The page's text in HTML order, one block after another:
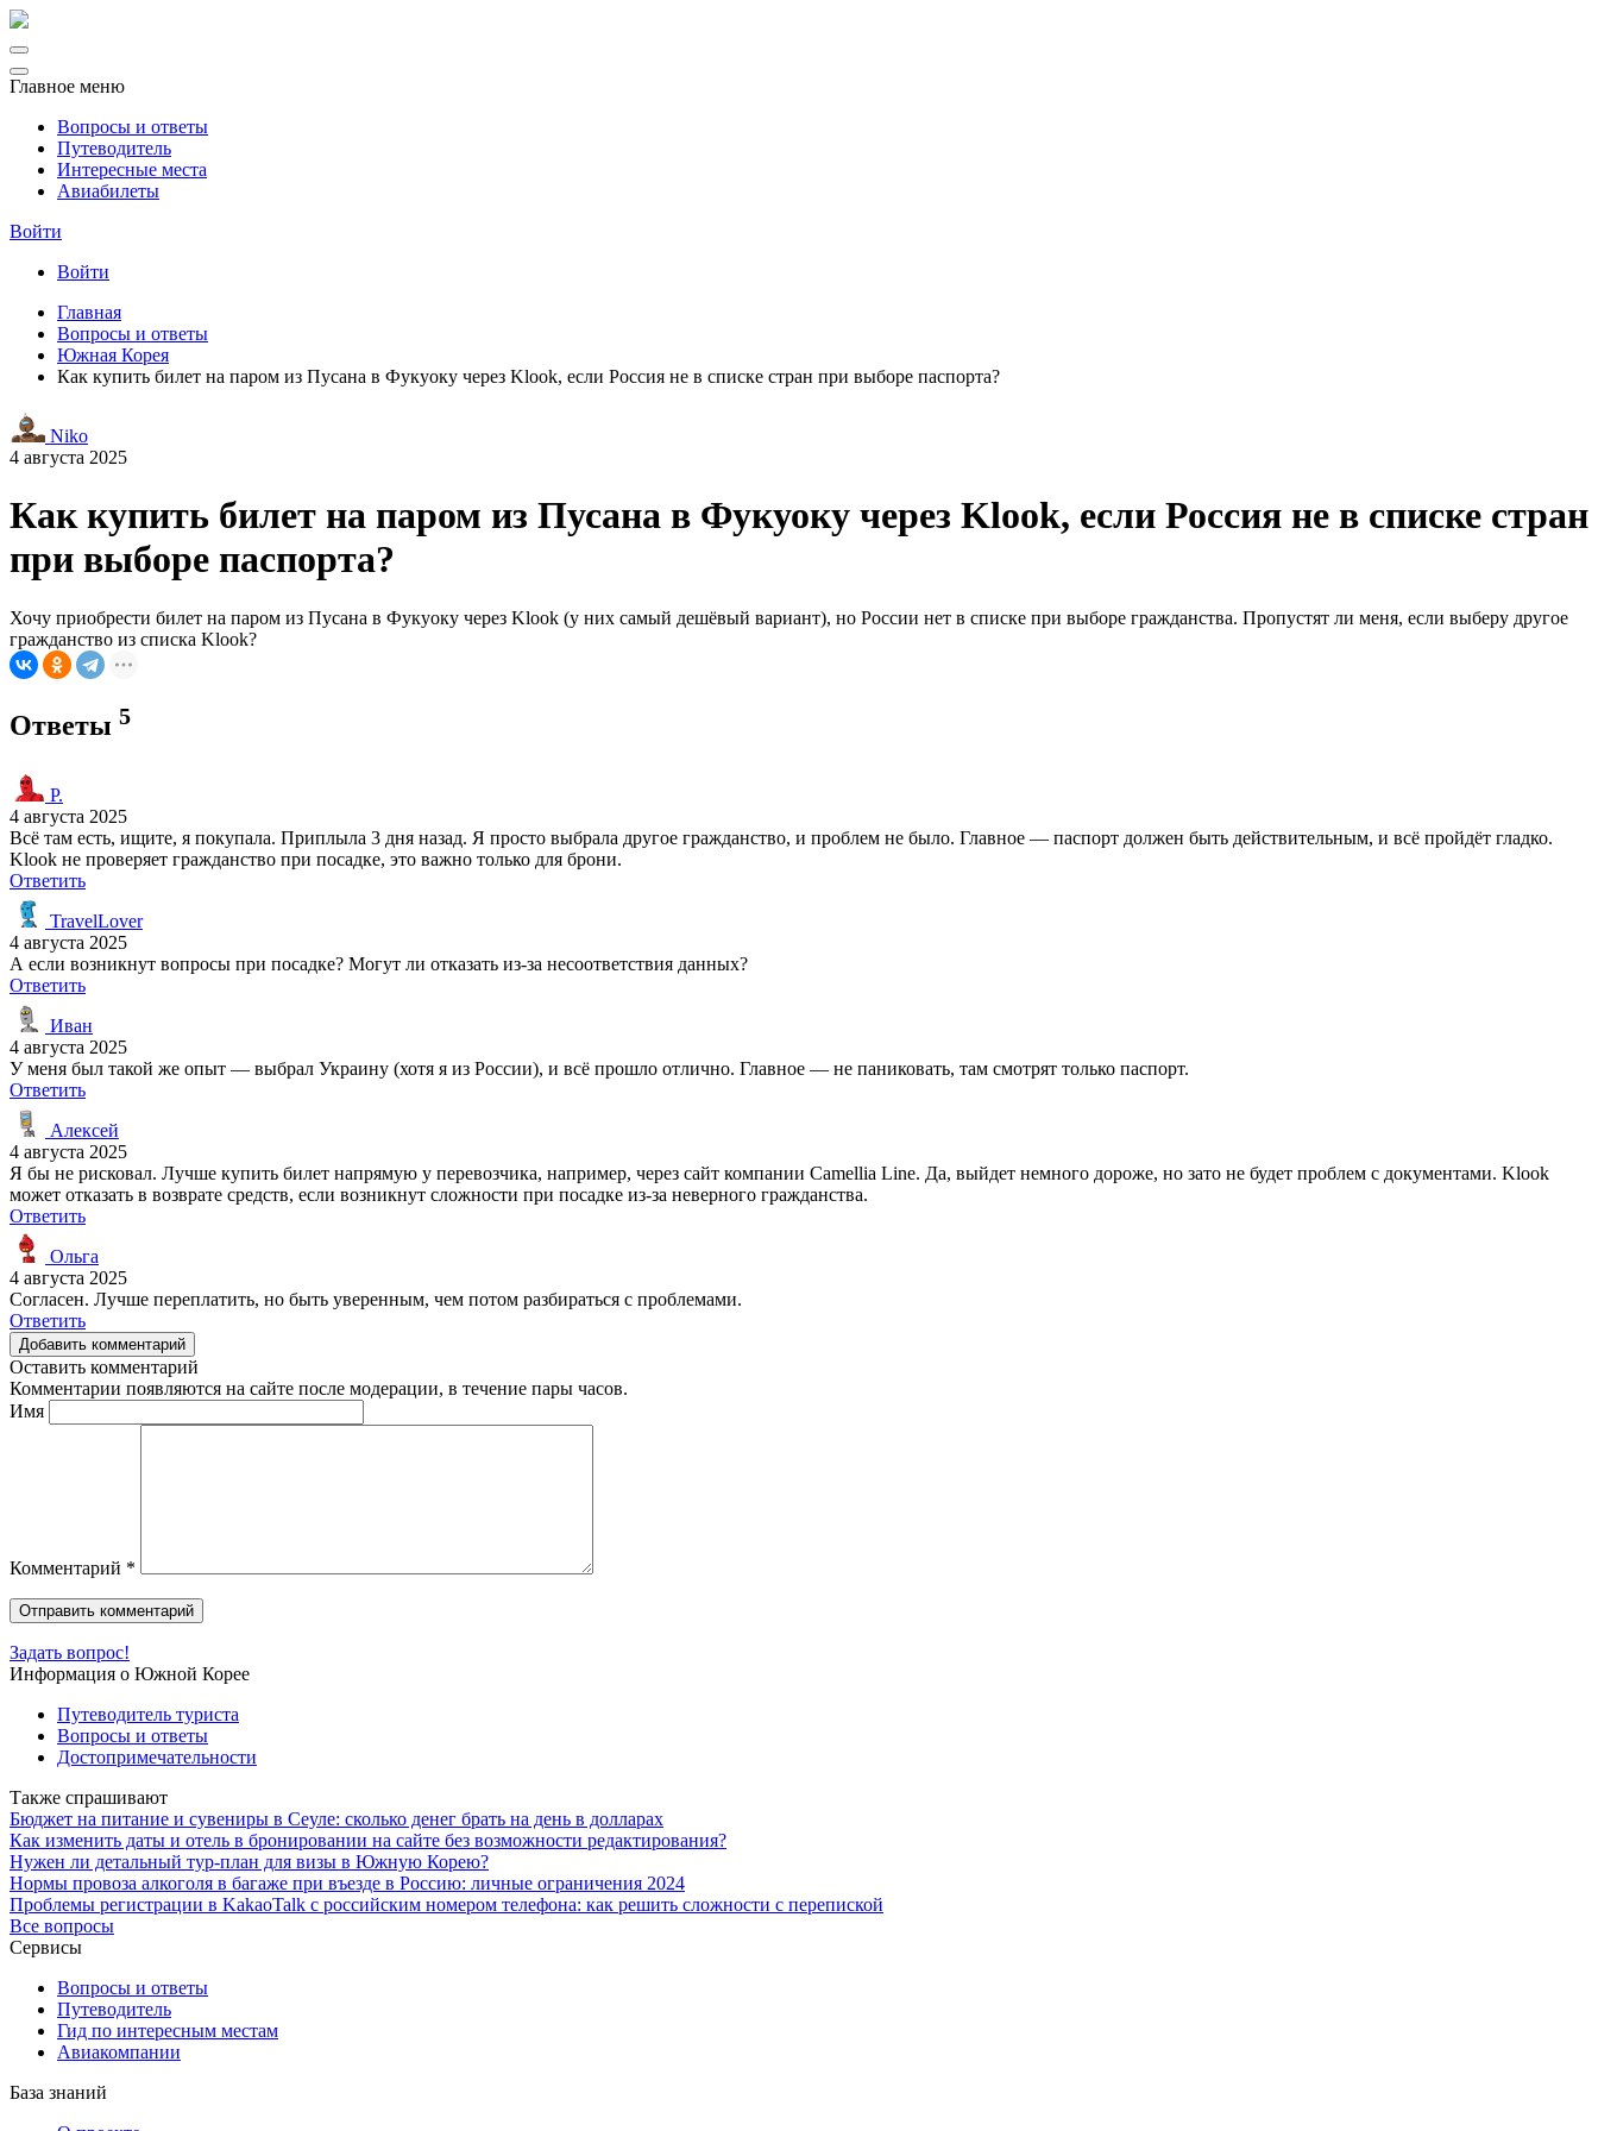
Главное меню
Вопросы и ответы
Путеводитель
Интересные места
Авиабилеты
Войти
Войти
Главная
Вопросы и ответы
Южная Корея
Как купить билет на паром из Пусана в Фукуоку через Klook, если Россия не в списке стран при выборе паспорта?
Niko
4 августа 2025
Как купить билет на паром из Пусана в Фукуоку через Klook, если Россия не в списке стран
при выборе паспорта?
Хочу приобрести билет на паром из Пусана в Фукуоку через Klook (у них самый дешёвый вариант), но России нет в списке при выборе гражданства. Пропустят ли меня, если выберу другое
гражданство из списка Klook?
Ответы 5
Р.
4 августа 2025
Всё там есть, ищите, я покупала. Приплыла 3 дня назад. Я просто выбрала другое гражданство, и проблем не было. Главное — паспорт должен быть действительным, и всё пройдёт гладко.
Klook не проверяет гражданство при посадке, это важно только для брони.
Ответить
TravelLover
4 августа 2025
А если возникнут вопросы при посадке? Могут ли отказать из-за несоответствия данных?
Ответить
Иван
4 августа 2025
У меня был такой же опыт — выбрал Украину (хотя я из России), и всё прошло отлично. Главное — не паниковать, там смотрят только паспорт.
Ответить
Алексей
4 августа 2025
Я бы не рисковал. Лучше купить билет напрямую у перевозчика, например, через сайт компании Camellia Line. Да, выйдет немного дороже, но зато не будет проблем с документами. Klook
может отказать в возврате средств, если возникнут сложности при посадке из-за неверного гражданства.
Ответить
Ольга
4 августа 2025
Согласен. Лучше переплатить, но быть уверенным, чем потом разбираться с проблемами.
Ответить
Добавить комментарий
Оставить комментарий
Комментарии появляются на сайте после модерации, в течение пары часов.
Имя
Комментарий *
Задать вопрос!
Информация о Южной Корее
Путеводитель туриста
Вопросы и ответы
Достопримечательности
Также спрашивают
Бюджет на питание и сувениры в Сеуле: сколько денег брать на день в долларах
Как изменить даты и отель в бронировании на сайте без возможности редактирования?
Нужен ли детальный тур-план для визы в Южную Корею?
Нормы провоза алкоголя в багаже при въезде в Россию: личные ограничения 2024
Проблемы регистрации в KakaoTalk с российским номером телефона: как решить сложности с перепиской
Все вопросы
Сервисы
Вопросы и ответы
Путеводитель
Гид по интересным местам
Авиакомпании
База знаний